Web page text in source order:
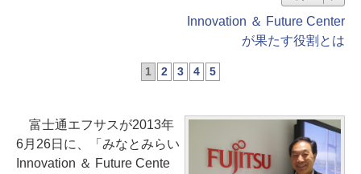
Innovation ＆ Future Center
が果たす役割とは
1 2 3 4 5
富士通エフサスが2013年
6月26日に、「みなとみらい
Innovation ＆ Future Cente